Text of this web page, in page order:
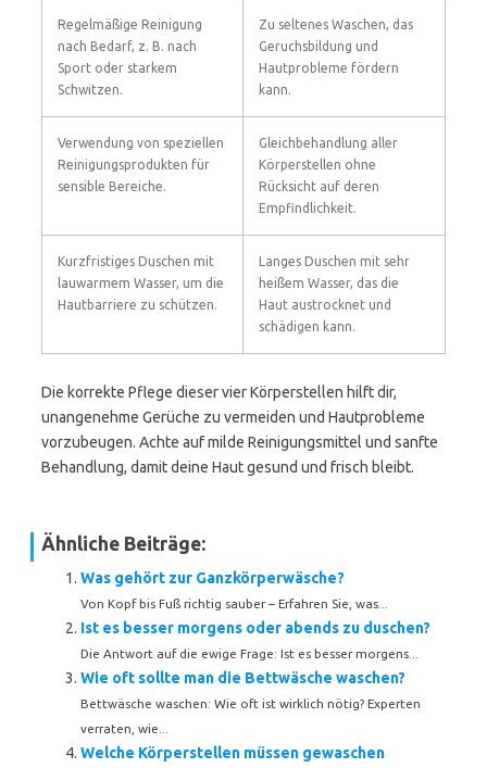
Regelmäßige Reinigung
nach Bedarf, z. B. nach
Sport oder starkem
Schwitzen.
Zu seltenes Waschen, das
Geruchsbildung und
Hautprobleme fördern
kann.
Verwendung von speziellen
Reinigungsprodukten für
sensible Bereiche.
Gleichbehandlung aller
Körperstellen ohne
Rücksicht auf deren
Empfindlichkeit.
Kurzfristiges Duschen mit
lauwarmem Wasser, um die
Hautbarriere zu schützen.
Langes Duschen mit sehr
heißem Wasser, das die
Haut austrocknet und
schädigen kann.
Die korrekte Pflege dieser vier Körperstellen hilft dir,
unangenehme Gerüche zu vermeiden und Hautprobleme
vorzubeugen. Achte auf milde Reinigungsmittel und sanfte
Behandlung, damit deine Haut gesund und frisch bleibt.
Ähnliche Beiträge:
Was gehört zur Ganzkörperwäsche?
Von Kopf bis Fuß richtig sauber – Erfahren Sie, was...
Ist es besser morgens oder abends zu duschen?
Die Antwort auf die ewige Frage: Ist es besser morgens...
Wie oft sollte man die Bettwäsche waschen?
Bettwäsche waschen: Wie oft ist wirklich nötig? Experten
verraten, wie...
Welche Körperstellen müssen gewaschen